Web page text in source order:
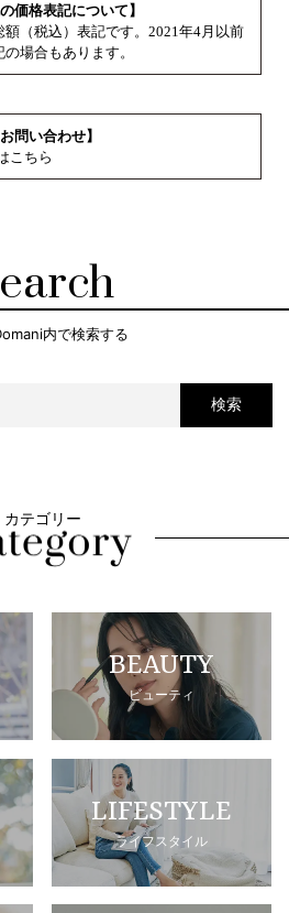
の価格表記について】
（税込）表記です。2021年4月以前
場合もあります。
お問い合わせ】
こちら
内で検索する
検索
カテゴリー
BEAUTY
ビューティ
LIFESTYLE
ライフスタイル